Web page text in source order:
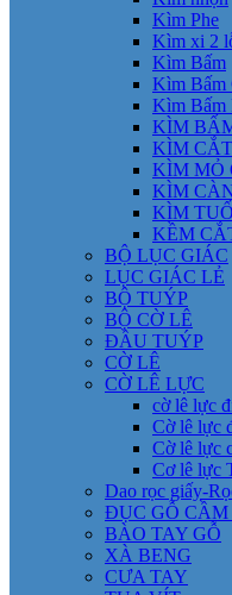
Kìm Phe
Kìm xi 2
Kìm Bấm
Kìm Bấm
Kìm Bấm
KÌM
KÌM
KÌM MỎ
KÌM
KÌM
KỀM
BỘ LỤC GIÁC
LỤC GIÁC LẺ
BỘ TUÝP
BỘ CỜ LÊ
ĐẦU TUÝP
CỜ LÊ
CỜ LÊ LỰC
cờ lê lực
Cờ lê lực
Cờ lê lực
Cơ lê lực
Dao rọc giấy-
ĐỤC GỖ CẦM
BÀO TAY GỖ
XÀ BENG
CƯA TAY